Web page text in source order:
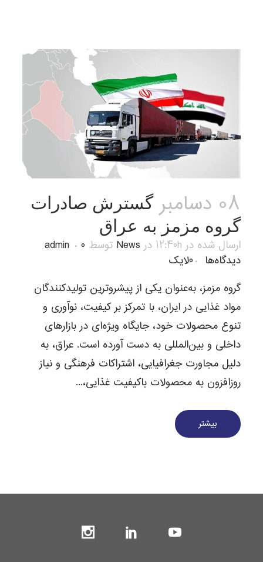
08 دسامبر
گسترش صادرات
گروه مزمز به عراق
ارسال شده در 12:40h درNews توسط admin
0
دیدگاه‌ها
0لایک
گروه مزمز، به‌عنوان یکی از پیشروترین تولیدکنندگان
مواد غذایی در ایران، با تمرکز بر کیفیت، نوآوری و
تنوع محصولات خود، جایگاه ویژه‌ای در بازارهای
داخلی و بین‌المللی به دست آورده است. عراق، به
دلیل مجاورت جغرافیایی، اشتراکات فرهنگی و نیاز
روزافزون به محصولات باکیفیت غذایی،...
بیشتر